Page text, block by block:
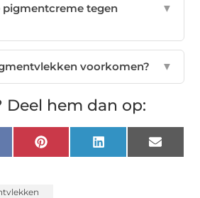
pigmentcreme tegen
▼
voorkomen? ▼
Deel hem dan op:
Pinterest LinkedIn Email